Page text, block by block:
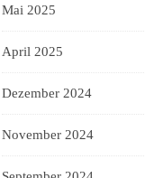
Mai 2025
April 2025
Dezember 2024
November 2024